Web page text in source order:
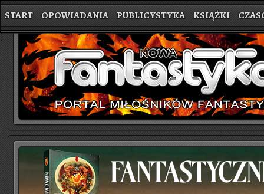
START OPOWIADANIA PUBLICYSTYKA KSIĄŻKI
}